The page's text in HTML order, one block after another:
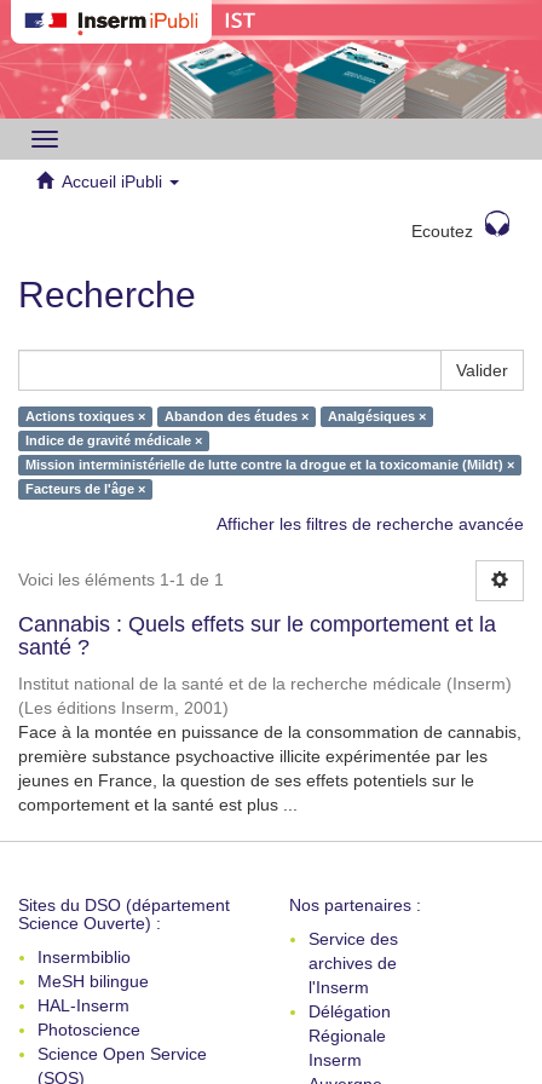
Toggle
navigation
Accueil iPubli
Ecoutez
Recherche
Valider
Actions toxiques × Abandon des études ×
Analgésiques ×
Indice de gravité médicale ×
Mission interministérielle de lutte contre la drogue et la toxicomanie (Mildt) ×
Facteurs de l'âge ×
Afficher les filtres de recherche avancée
Voici les éléments 1-1 de 1
Cannabis : Quels effets sur le comportement et la
santé ?
Institut national de la santé et de la recherche médicale (Inserm)
(Les éditions Inserm, 2001)
Face à la montée en puissance de la consommation de cannabis,
première substance psychoactive illicite expérimentée par les
jeunes en France, la question de ses effets potentiels sur le
comportement et la santé est plus ...
Sites du DSO (département
Science Ouverte) :
Insermbiblio
MeSH bilingue
HAL-Inserm
Photoscience
Science Open Service
(SOS)
Nos partenaires :
Service des
archives de
l'Inserm
Délégation
Régionale
Inserm